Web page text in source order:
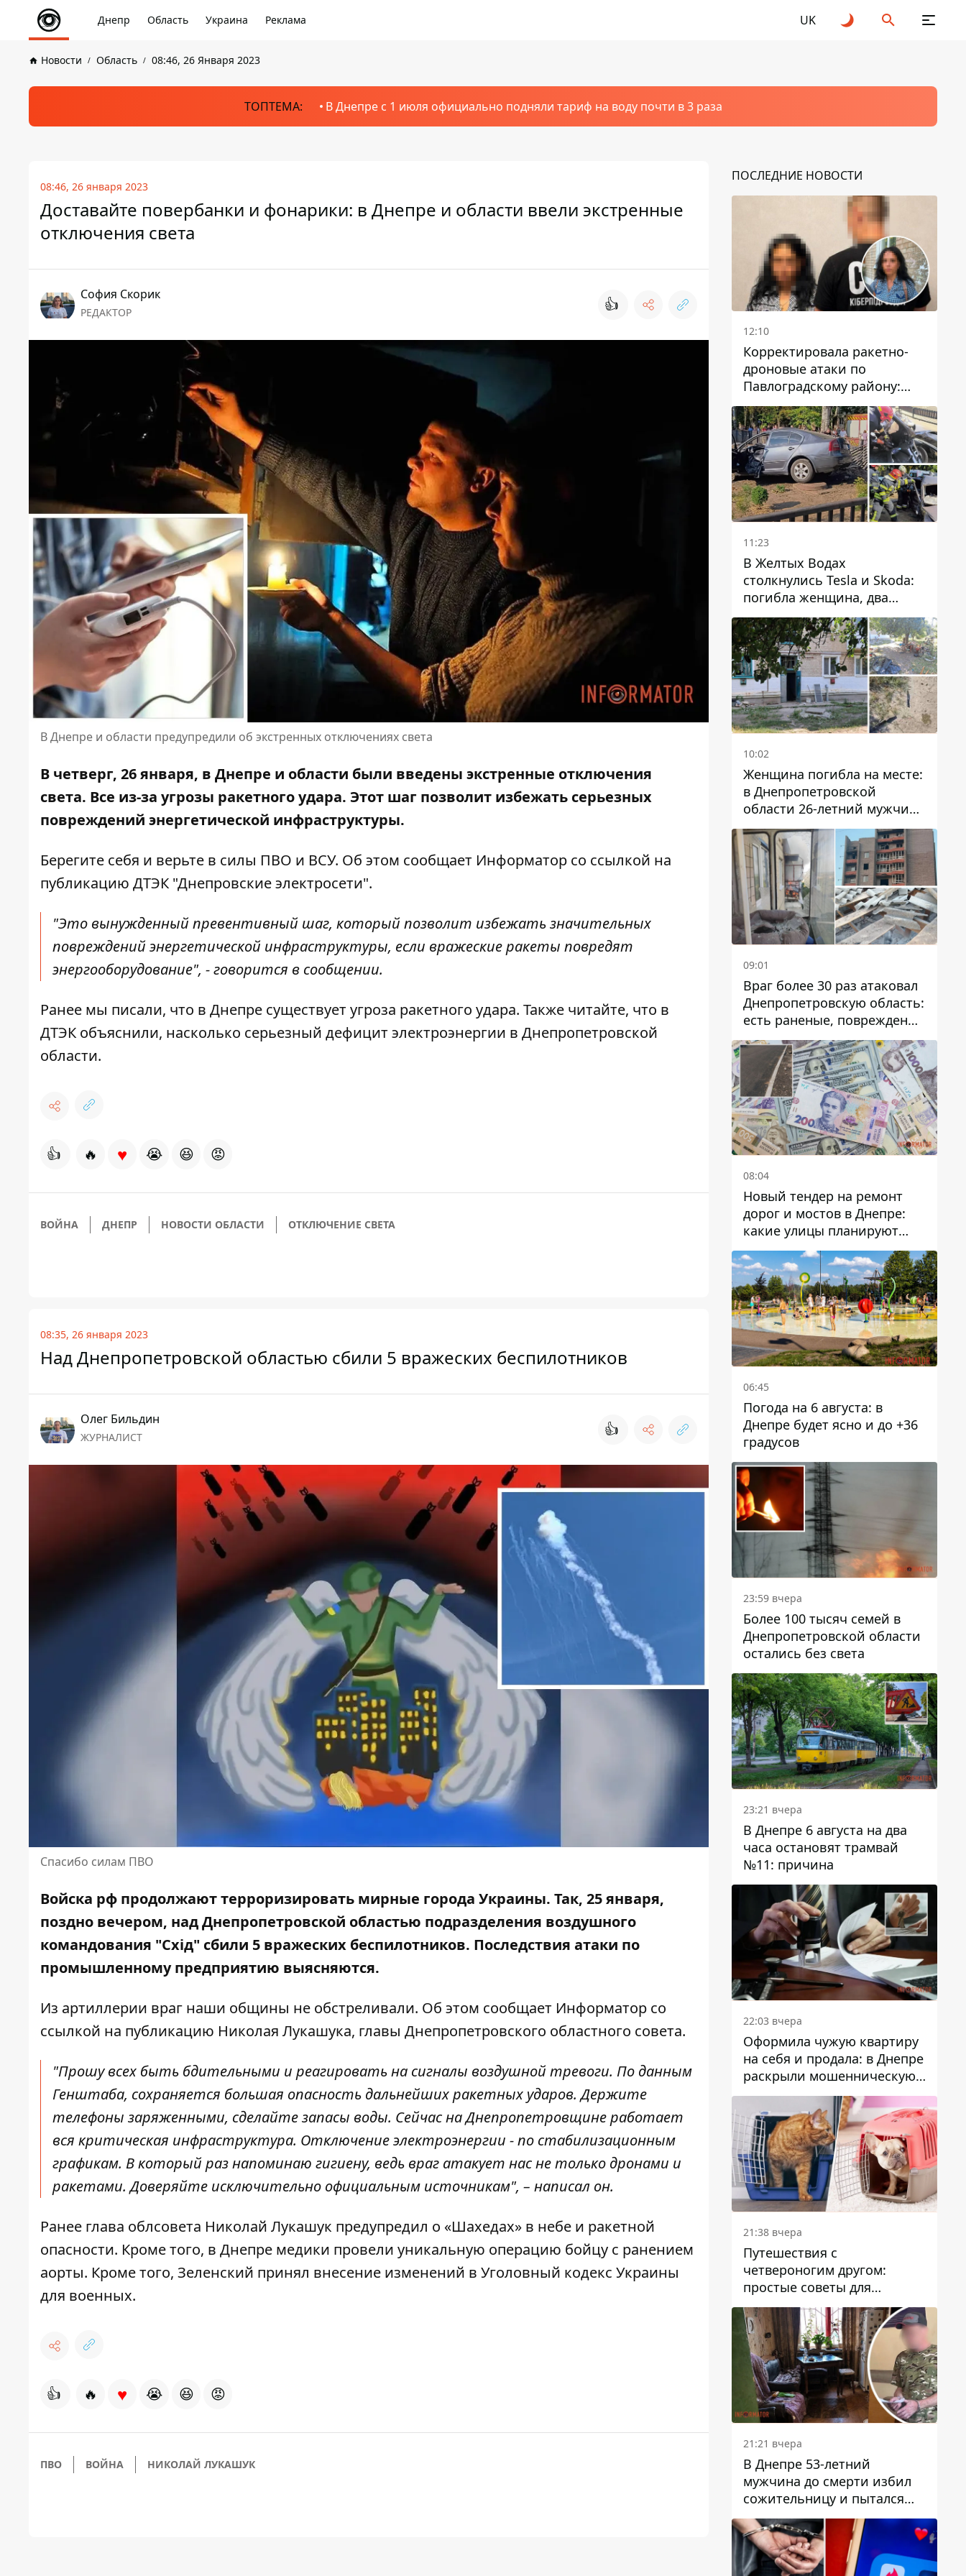
Днепр Область Украина Реклама UK
Новости Область 08:46, 26 Января 2023
ТОПТЕМА: В Днепре с 1 июля официально подняли тариф на воду почти в 3 раза
08:46, 26 января 2023
Доставайте повербанки и фонарики: в Днепре и области ввели экстренные
отключения света
София Скорик
РЕДАКТОР 👍
В Днепре и области предупредили об экстренных отключениях света
В четверг, 26 января, в Днепре и области были введены экстренные отключения
света. Все из-за угрозы ракетного удара. Этот шаг позволит избежать серьезных
повреждений энергетической инфраструктуры.
Берегите себя и верьте в силы ПВО и ВСУ. Об этом сообщает Информатор со ссылкой на
публикацию ДТЭК "Днепровские электросети".
"Это вынужденный превентивный шаг, который позволит избежать значительных
повреждений энергетической инфраструктуры, если вражеские ракеты повредят
энергооборудование", - говорится в сообщении.
Ранее мы писали, что в Днепре существует угроза ракетного удара. Также читайте, что в
ДТЭК объяснили, насколько серьезный дефицит электроэнергии в Днепропетровской
области.
👍 🔥 ♥ 😭 😆 😡
ВОЙНА ДНЕПР НОВОСТИ ОБЛАСТИ ОТКЛЮЧЕНИЕ СВЕТА
08:35, 26 января 2023
Над Днепропетровской областью сбили 5 вражеских беспилотников
Олег Бильдин
ЖУРНАЛИСТ 👍
Спасибо силам ПВО
Войска рф продолжают терроризировать мирные города Украины. Так, 25 января,
поздно вечером, над Днепропетровской областью подразделения воздушного
командования "Схід" сбили 5 вражеских беспилотников. Последствия атаки по
промышленному предприятию выясняются.
Из артиллерии враг наши общины не обстреливали. Об этом сообщает Информатор со
ссылкой на публикацию Николая Лукашука, главы Днепропетровского областного совета.
"Прошу всех быть бдительными и реагировать на сигналы воздушной тревоги. По данным
Генштаба, сохраняется большая опасность дальнейших ракетных ударов. Держите
телефоны заряженными, сделайте запасы воды. Сейчас на Днепропетровщине работает
вся критическая инфраструктура. Отключение электроэнергии - по стабилизационным
графикам. В который раз напоминаю гигиену, ведь враг атакует нас не только дронами и
ракетами. Доверяйте исключительно официальным источникам", – написал он.
Ранее глава облсовета Николай Лукашук предупредил о «Шахедах» в небе и ракетной
опасности. Кроме того, в Днепре медики провели уникальную операцию бойцу с ранением
аорты. Кроме того, Зеленский принял внесение изменений в Уголовный кодекс Украины
для военных.
👍 🔥 ♥ 😭 😆 😡
ПВО ВОЙНА НИКОЛАЙ ЛУКАШУК
ПОСЛЕДНИЕ НОВОСТИ
12:10
Корректировала ракетно-
дроновые атаки по
Павлоградскому району:
задержали вражескую
агентку
11:23
В Желтых Водах
столкнулись Tesla и Skoda:
погибла женщина, два
человека пострадали
10:02
Женщина погибла на месте:
в Днепропетровской
области 26-летний мужчина
избил трех человек
металлическим предметом
09:01
Враг более 30 раз атаковал
Днепропетровскую область:
есть раненые, повреждены
лицей, дома и предприятия
08:04
Новый тендер на ремонт
дорог и мостов в Днепре:
какие улицы планируют
обновить и сколько
десятков миллионов гривен
на это хотят потратить
06:45
Погода на 6 августа: в
Днепре будет ясно и до +36
градусов
23:59 вчера
Более 100 тысяч семей в
Днепропетровской области
остались без света
23:21 вчера
В Днепре 6 августа на два
часа остановят трамвай
№11: причина
22:03 вчера
Оформила чужую квартиру
на себя и продала: в Днепре
раскрыли мошенническую
схему с недвижимостью
21:38 вчера
Путешествия с
четвероногим другом:
простые советы для
поездок с животными
21:21 вчера
В Днепре 53-летний
мужчина до смерти избил
сожительницу и пытался
скрыть преступление:
детали